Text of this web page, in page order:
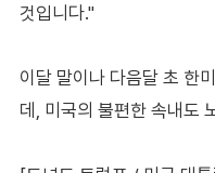
것입니다."
이달 말이나 다음달 초 한
데, 미국의 불편한 속내도